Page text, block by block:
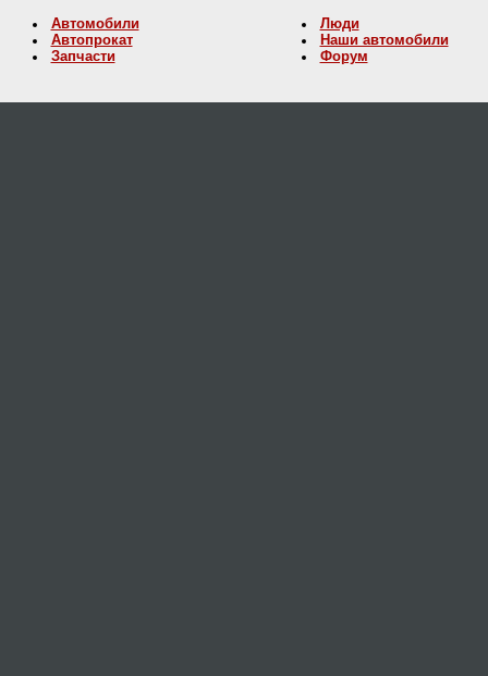
Автомобили
Автопрокат
Запчасти
Люди
Наши автомобили
Форум